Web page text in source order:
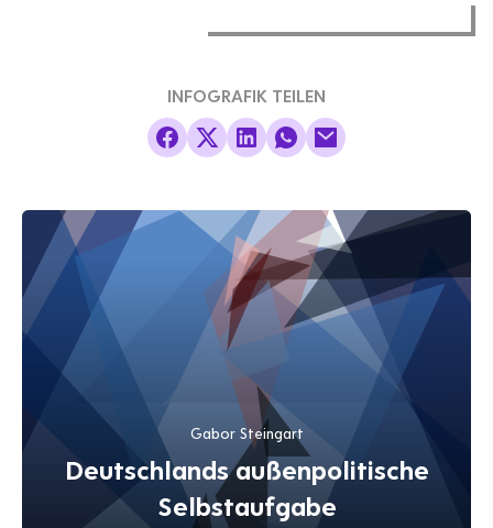
INFOGRAFIK TEILEN
Gabor Steingart
Deutschlands außenpolitische
Selbstaufgabe